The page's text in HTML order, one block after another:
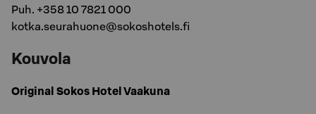
Puh. +358 10 7821 000
kotka.seurahuone@sokoshotels.fi
Kouvola
Original Sokos Hotel Vaakuna